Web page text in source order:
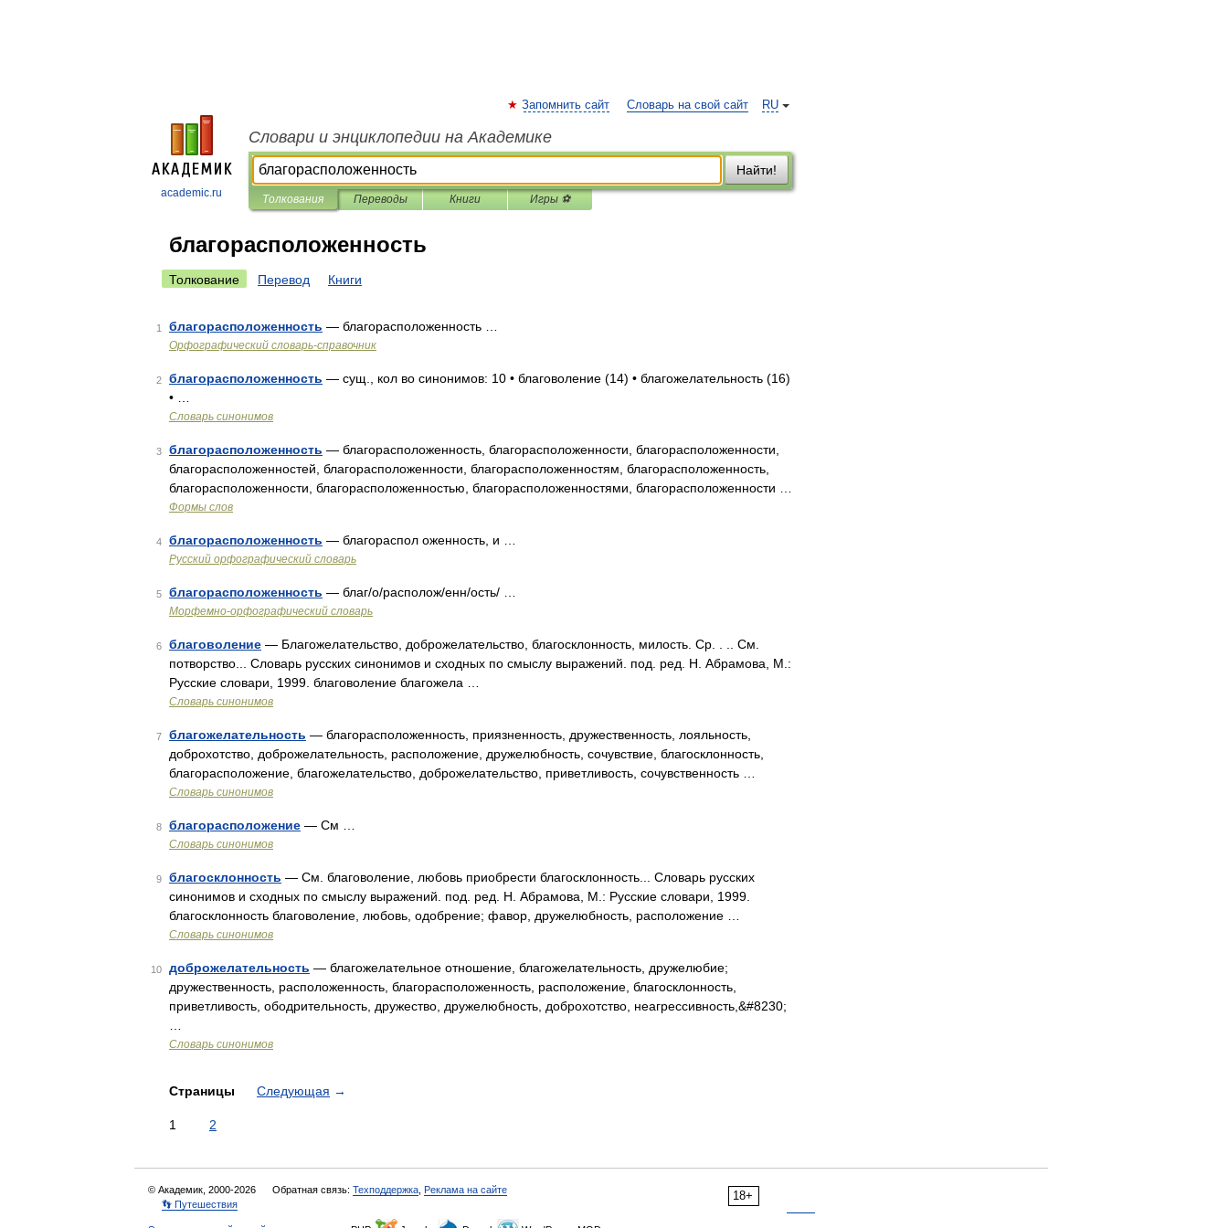
academic.ru
RU
Запомнить сайт Словарь на свой сайт
Словари и энциклопедии на Академике
Найти!
Толкования Переводы Книги Игры ⚽
благорасположенность
Толкование Перевод Книги
1 благорасположенность — благорасположенность …
Орфографический словарь-справочник
2 благорасположенность — сущ., кол во синонимов: 10 • благоволение (14) • благожелательность (16)
• …
Словарь синонимов
3 благорасположенность — благорасположенность, благорасположенности, благорасположенности,
благорасположенностей, благорасположенности, благорасположенностям, благорасположенность,
благорасположенности, благорасположенностью, благорасположенностями, благорасположенности …
Формы слов
4 благорасположенность — благораспол оженность, и …
Русский орфографический словарь
5 благорасположенность — благ/о/располож/енн/ость/ …
Морфемно-орфографический словарь
6 благоволение — Благожелательство, доброжелательство, благосклонность, милость. Ср. . .. См.
потворство... Словарь русских синонимов и сходных по смыслу выражений. под. ред. Н. Абрамова, М.:
Русские словари, 1999. благоволение благожела …
Словарь синонимов
7 благожелательность — благорасположенность, приязненность, дружественность, лояльность,
доброхотство, доброжелательность, расположение, дружелюбность, сочувствие, благосклонность,
благорасположение, благожелательство, доброжелательство, приветливость, сочувственность …
Словарь синонимов
8 благорасположение — См …
Словарь синонимов
9 благосклонность — См. благоволение, любовь приобрести благосклонность... Словарь русских
синонимов и сходных по смыслу выражений. под. ред. Н. Абрамова, М.: Русские словари, 1999.
благосклонность благоволение, любовь, одобрение; фавор, дружелюбность, расположение …
Словарь синонимов
10 доброжелательность — благожелательное отношение, благожелательность, дружелюбие;
дружественность, расположенность, благорасположенность, расположение, благосклонность,
приветливость, ободрительность, дружество, дружелюбность, доброхотство, неагрессивность,&#8230;
Словарь синонимов
Страницы Следующая →
1 2
18+
© Академик, 2000-2026 Обратная связь: Техподдержка Реклама на сайте
👣 Путешествия